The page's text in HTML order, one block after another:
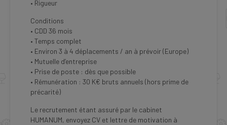
• Rigueur
Conditions
• CDD 36 mois
• Temps complet
• Environ 3 à 4 déplacements / an à prévoir (Europe)
• Mutuelle d’entreprise
• Prise de poste : dès que possible
• Rémunération : 30 K€ bruts annuels (hors prime de
précarité)
Le recrutement étant assuré par le cabinet
HUMANUM, envoyez CV et lettre de motivation à